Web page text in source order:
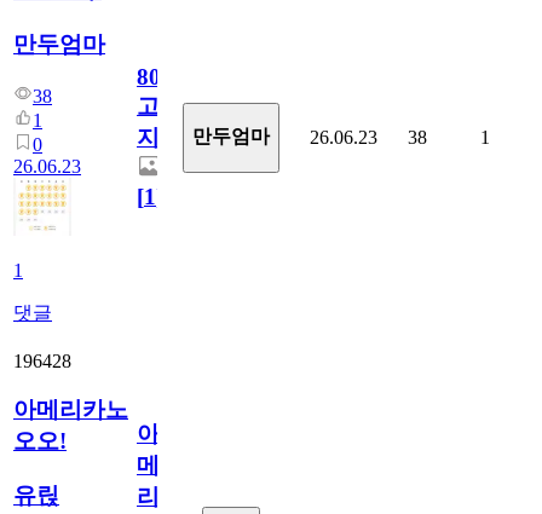
만두엄마
38
1
0
26.06.23
1
댓글
800
고
지.
[1]
만두엄마 26.06.23 38 1
196428
아메리카노
오오!
유릱
아
메
리